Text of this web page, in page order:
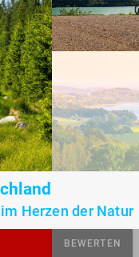
Herzen der Natur
BEWERTEN